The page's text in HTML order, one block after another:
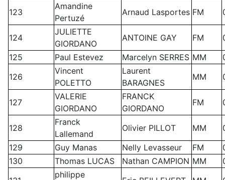
123
Amandine
Pertuzé
Arnaud Lasportes FM
124
JULIETTE
GIORDANO
ANTOINE GAY FM
125
Paul Estevez Marcelyn SERRES MM
126
Vincent
POLETTO
Laurent
BARAGNES
MM
127
VALERIE
GIORDANO
FRANCK
GIORDANO
FM
128
Franck
Lallemand
Olivier PILLOT MM
129
Guy Manas Nelly Levasseur FM
130
Thomas LUCAS Nathan CAMPION MM
philippe